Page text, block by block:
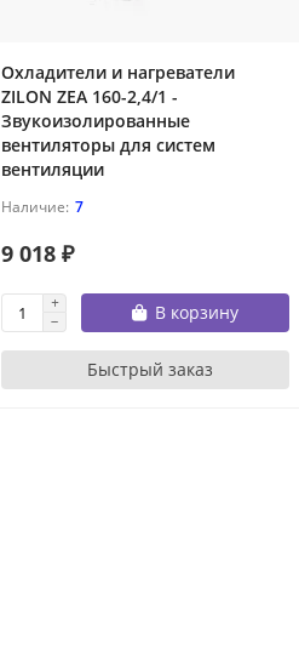
Охладители и нагреватели
ZILON ZEA 160-2,4/1 -
Звукоизолированные
вентиляторы для систем
вентиляции
7
9 018 ₽
В корзину
Быстрый заказ